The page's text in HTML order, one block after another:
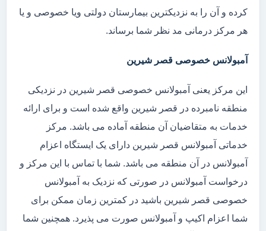
کرده و آن را به نزدیکترین بیمارستان دولتی ویا خصوصی و یا
هر مرکز درمانی مد نظر شما برساند.
آمبولانس خصوصی قصر شیرین
این مرکز یعنی آمبولانس خصوصی قصر شیرین در نزدیکی
منطقه نامبرده در قصر شیرین واقع شده است و برای ارائه
خدمات به متقاضیان آن منطقه آماده می باشد. مرکز
خدماتی آمبولانس قصر شیرین دارای یک ایستگاه اعزام
آمبولانس در آن منطقه می باشد. شما با تماس با این مرکز و
درخواست آمبولانس در صورتی که نزدیک به آمبولانس
خصوصی قصر شیرین باشید در کمترین زمان ممکن برای
شما اعزام اکیپ و آمبولانس صورت می پذیرد. همچنین شما